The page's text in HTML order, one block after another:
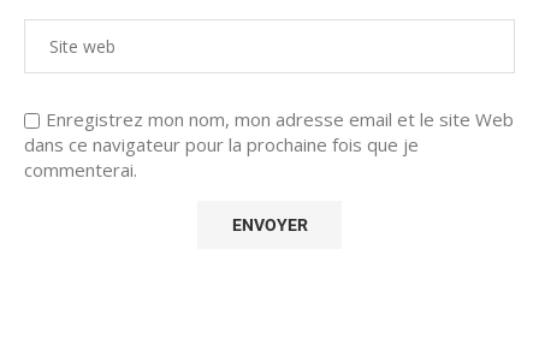
Enregistrez mon nom, mon adresse email et le site Web
dans ce navigateur pour la prochaine fois que je
commenterai.